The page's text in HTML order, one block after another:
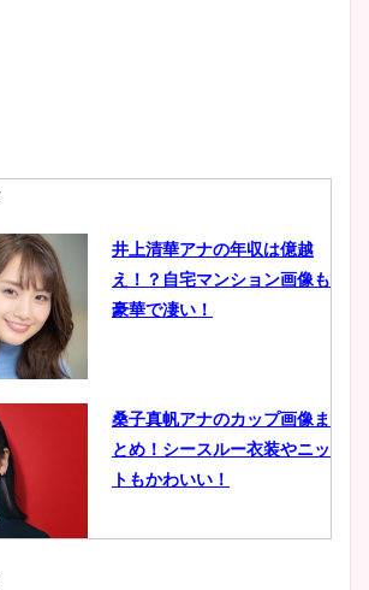
井上清華アナの年収は億越
え！？自宅マンション画像も
豪華で凄い！
桑子真帆アナのカップ画像ま
とめ！シースルー衣装やニッ
トもかわいい！